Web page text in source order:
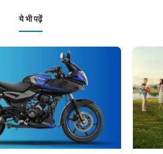
ये भी पढ़ें